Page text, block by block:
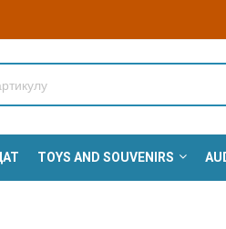
TOYS AND SOUVENIRS